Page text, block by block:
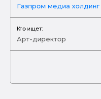
Газпром медиа холдинг
Кто ищет:
Арт-директор